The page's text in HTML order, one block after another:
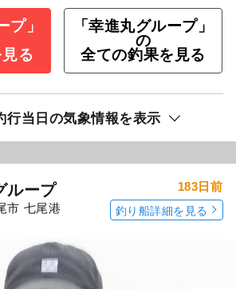
プ」
る
「幸進丸グループ」
の
全ての釣果を見る
行当日の気象情報を表示
ループ
市 七尾港
183日前
釣り船詳細を見る